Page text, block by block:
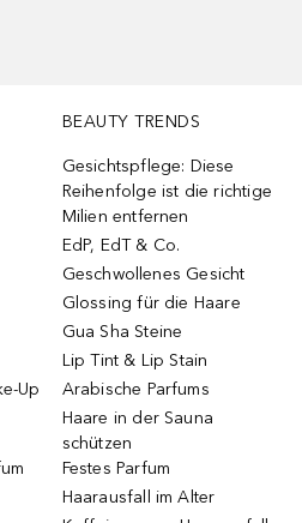
Up
BEAUTY TRENDS
Gesichtspflege: Diese
Reihenfolge ist die richtige
Milien entfernen
EdP, EdT & Co.
Geschwollenes Gesicht
Glossing für die Haare
Gua Sha Steine
Lip Tint & Lip Stain
Arabische Parfums
Haare in der Sauna
schützen
Festes Parfum
Haarausfall im Alter